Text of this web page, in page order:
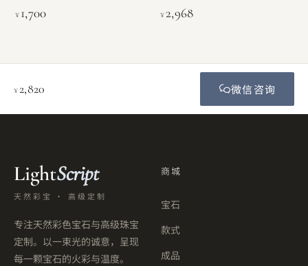
¥1,700 ¥2,968
¥2,820 微信咨询
LightScript
天然彩宝 · 高级定制
专注天然彩色宝石与高级珠宝
定制。以一束光的诚意，呈现
每一颗宝石的火彩与温度。
商城
宝石
款式
成品